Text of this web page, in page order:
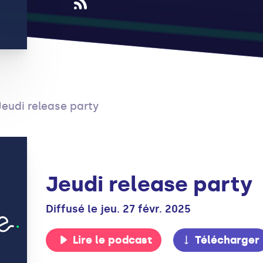
release party
Jeudi release party
Diffusé le jeu. 27 févr. 2025
Lire le podcast Télécharger